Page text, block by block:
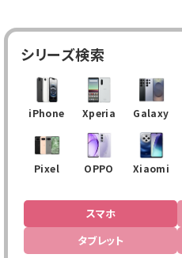
シリーズ検索
iPhone Xperia Galaxy
Pixel OPPO Xiaomi
スマホ
タブレット